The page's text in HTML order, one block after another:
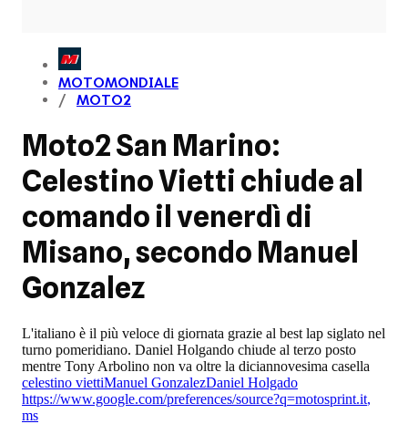
MOTOMONDIALE
MOTO2
Moto2 San Marino:
Celestino Vietti chiude al
comando il venerdì di
Misano, secondo Manuel
Gonzalez
L'italiano è il più veloce di giornata grazie al best lap siglato nel
turno pomeridiano. Daniel Holgando chiude al terzo posto
mentre Tony Arbolino non va oltre la diciannovesima casella
celestino viettiManuel GonzalezDaniel Holgado
https://www.google.com/preferences/source?q=motosprint.it,
ms